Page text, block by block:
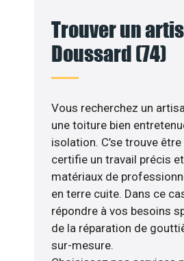
Trouver un
Doussard (74)
Vous recherchez un
une toiture bien
isolation. C’se trouve
certifie un travail précis
matériaux de
en terre cuite. Dans ce
répondre à vos besoins
de la réparation de
sur-mesure.